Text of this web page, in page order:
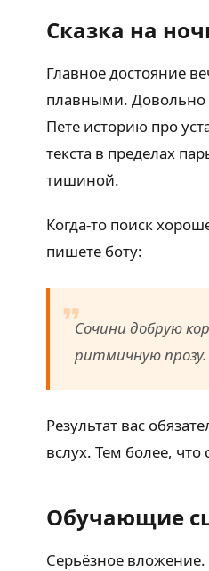
Сказка на
Главное достояние
плавными. Довольно
Пете историю про
текста в пределах
тишиной.
Когда-то поиск
пишете боту:
Сочини добрую
ритмичную прозу.
Результат вас
вслух. Тем более,
Обучающие
Серьёзное